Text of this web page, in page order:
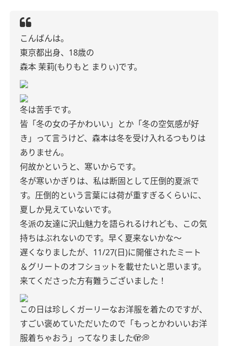
こんばんは。
東京都出身、18歳の
森本 茉莉(もりもと まりぃ)です。
冬は苦手です。
皆「冬の女の子かわいい」とか「冬の空気感が好
き」って言うけど、森本は冬を受け入れるつもりは
ありません。
何故かというと、寒いからです。
冬が寒いかぎりは、私は断固として圧倒的夏派で
す。圧倒的という言葉には荷が重すぎるくらいに、
夏しか見えていないです。
冬派の友達に沢山魅力を語られるけれども、この気
持ちはぶれないのです。早く夏来ないかな〜
遅くなりましたが、11/27(日)に開催されたミート
＆グリートのオフショットを載せたいと思います。
来てくださった方有難うございました！
この日は珍しくガーリーなお洋服を着たのですが、
すごい褒めていただいたので「もっとかわいいお洋
服着ちゃおう」ってなりました🫣💭